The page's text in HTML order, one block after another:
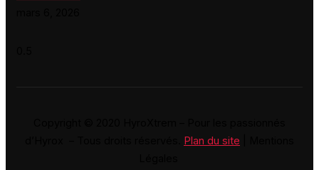
Plan du site